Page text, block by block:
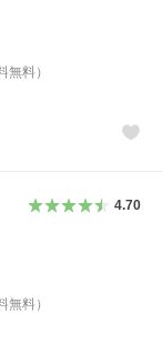
無料）
4.70
無料）